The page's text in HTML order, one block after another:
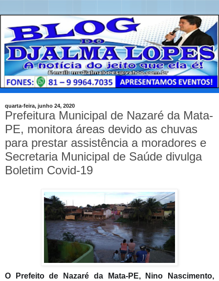
quarta-feira, junho 24, 2020
Prefeitura Municipal de Nazaré da Mata-
PE, monitora áreas devido as chuvas
para prestar assistência a moradores e
Secretaria Municipal de Saúde divulga
Boletim Covid-19
O Prefeito de Nazaré da Mata-PE, Nino Nascimento,